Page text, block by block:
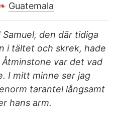
Guatemala
den där tidiga
i tältet och skrek, hade
var det vad
I mitt minne ser jag
tarantel långsamt
hans arm.